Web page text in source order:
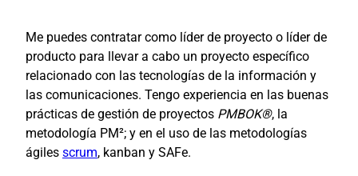
Me puedes contratar como líder de proyecto o líder de
producto para llevar a cabo un proyecto específico
relacionado con las tecnologías de la información y
las comunicaciones. Tengo experiencia en las buenas
prácticas de gestión de proyectos PMBOK®, la
metodología PM²; y en el uso de las metodologías
ágiles scrum, kanban y SAFe.